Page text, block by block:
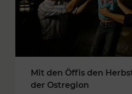
Mit den Öffis den
der Ostregion